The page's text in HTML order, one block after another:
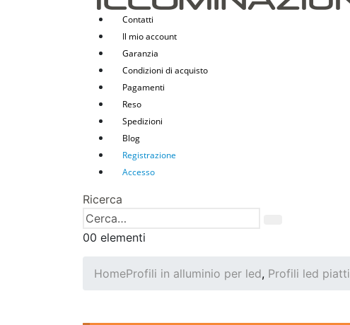
Contatti
Il mio account
Garanzia
Condizioni di acquisto
Pagamenti
Reso
Spedizioni
Blog
Registrazione
Accesso
Ricerca
00 elementi
HomeProfili in alluminio per led, Profili led piatti